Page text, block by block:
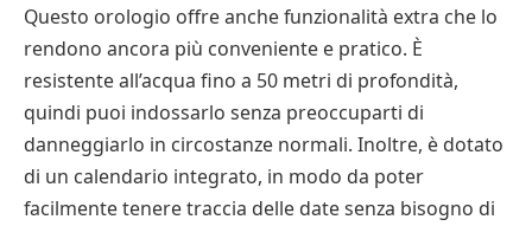
Questo orologio offre anche funzionalità extra che lo
rendono ancora più conveniente e pratico. È
resistente all’acqua fino a 50 metri di profondità,
quindi puoi indossarlo senza preoccuparti di
danneggiarlo in circostanze normali. Inoltre, è dotato
di un calendario integrato, in modo da poter
facilmente tenere traccia delle date senza bisogno di